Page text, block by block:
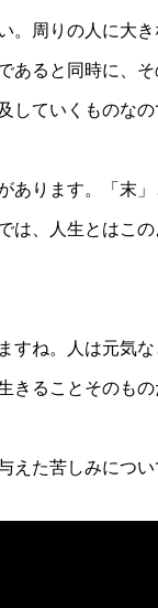
。周りの人に大
あると同時に、
していくものなの
ります。「末
は、人生とはこ
ね。人は元気
ることそのもの
た苦しみについ